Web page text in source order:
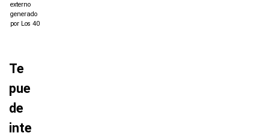
externo
generado
por Los 40
Te
pue
de
inte